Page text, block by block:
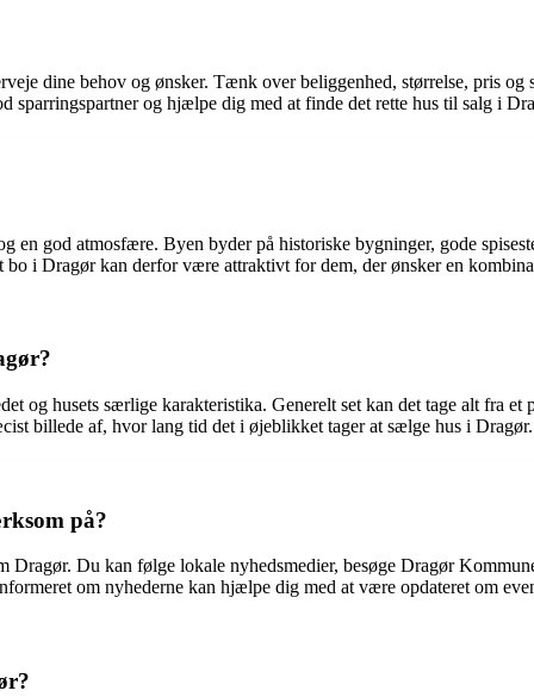
dine behov og ønsker. Tænk over beliggenhed, størrelse, pris og
og hjælpe dig med at finde det rette hus til salg i
en god atmosfære. Byen byder på historiske bygninger, gode
i Dragør kan derfor være attraktivt for dem, der ønsker en
og husets særlige karakteristika. Generelt set kan det tage alt fra
billede af, hvor lang tid det i øjeblikket tager at sælge hus i Dragør.
på?
Dragør. Du kan følge lokale nyhedsmedier, besøge Dragør
om nyhederne kan hjælpe dig med at være opdateret om